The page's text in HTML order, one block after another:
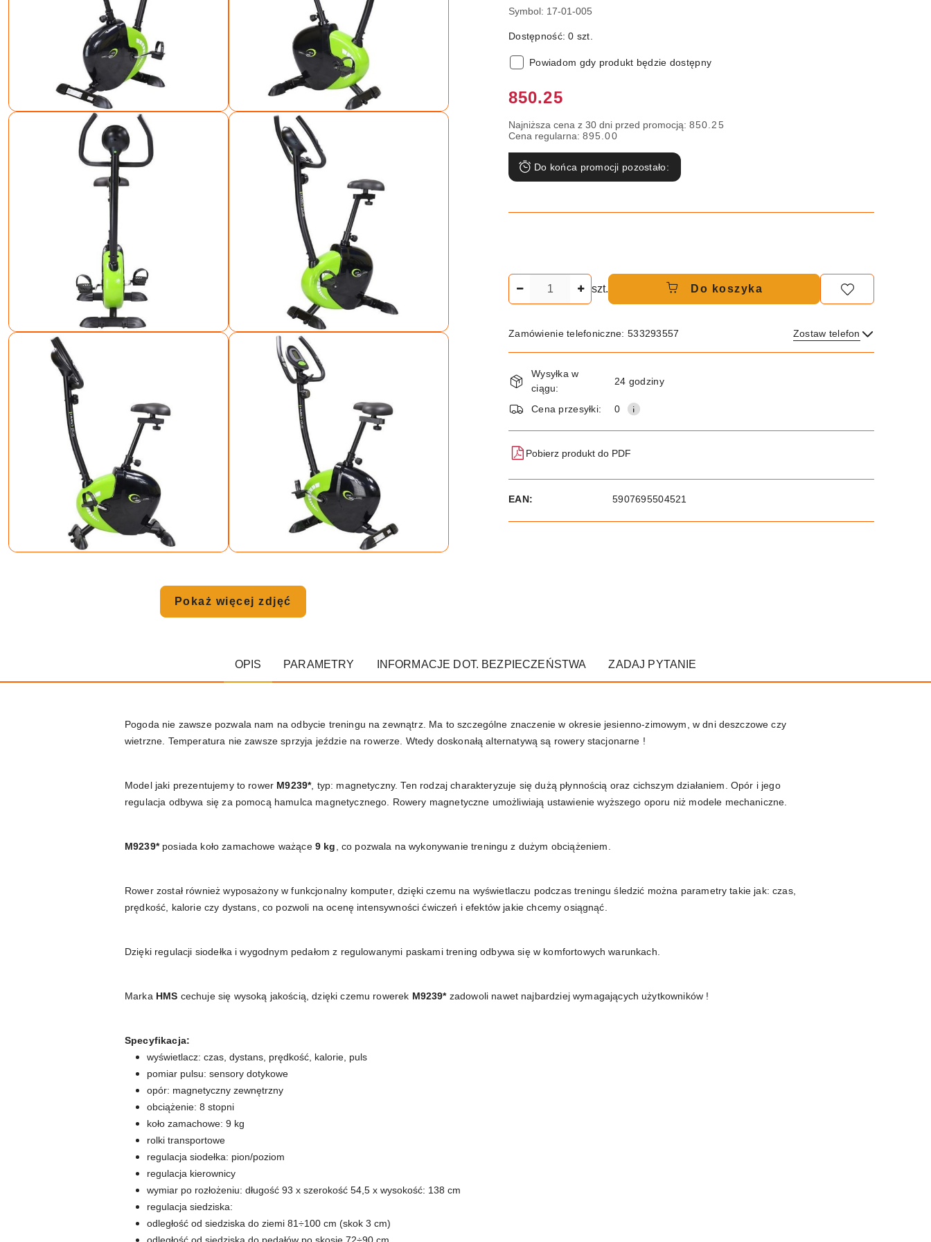
Pokaż więcej zdjęć
Symbol: 17-01-005
Dostępność:0 szt.
Powiadom gdy produkt będzie dostępny
Cena:
850.25
Najniższa cena z 30 dni przed promocją: 850.25
Cena regularna: 895.00
Do końca promocji pozostało:
szt. Do koszyka
Zamówienie telefoniczne: 533293557 Zostaw telefon
Wyślij
Dostępność
i
dostawa
Wysyłka w
ciągu:
24 godziny
Cena przesyłki: 0
Pobierz produkt do PDF
EAN: 5907695504521
OPIS PARAMETRY INFORMACJE DOT. BEZPIECZEŃSTWA ZADAJ PYTANIE
Pogoda nie zawsze pozwala nam na odbycie treningu na zewnątrz. Ma to szczególne znaczenie w okresie jesienno-zimowym, w dni deszczowe czy
wietrzne. Temperatura nie zawsze sprzyja jeździe na rowerze. Wtedy doskonałą alternatywą są rowery stacjonarne !
Model jaki prezentujemy to rower M9239*, typ: magnetyczny. Ten rodzaj charakteryzuje się dużą płynnością oraz cichszym działaniem. Opór i jego
regulacja odbywa się za pomocą hamulca magnetycznego. Rowery magnetyczne umożliwiają ustawienie wyższego oporu niż modele mechaniczne.
M9239*posiada koło zamachowe ważące 9 kg , co pozwala na wykonywanie treningu z dużym obciążeniem.
Rower został również wyposażony w funkcjonalny komputer, dzięki czemu na wyświetlaczu podczas treningu śledzić można parametry takie jak: czas,
prędkość, kalorie czy dystans, co pozwoli na ocenę intensywności ćwiczeń i efektów jakie chcemy osiągnąć.
Dzięki regulacji siodełka i wygodnym pedałom z regulowanymi paskami trening odbywa się w komfortowych warunkach.
Marka HMS cechuje się wysoką jakością, dzięki czemu rowerek M9239*zadowoli nawet najbardziej wymagających użytkowników !
Specyfikacja:
wyświetlacz: czas, dystans, prędkość, kalorie, puls
pomiar pulsu: sensory dotykowe
opór: magnetyczny zewnętrzny
obciążenie: 8 stopni
koło zamachowe: 9 kg
rolki transportowe
regulacja siodełka: pion/poziom
regulacja kierownicy
wymiar po rozłożeniu: długość 93 x szerokość 54,5 x wysokość: 138 cm
regulacja siedziska:
odległość od siedziska do ziemi 81÷100 cm (skok 3 cm)